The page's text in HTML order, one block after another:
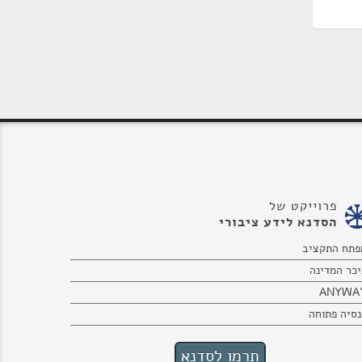
פרוייקט של
הסדנא לידע ציבורי
התקציב
המדינה
פתוחה